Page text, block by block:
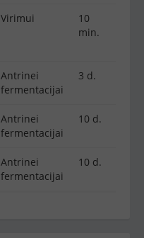
Virimui
10
min.
Antrinei
fermentacijai
3 d.
Antrinei
fermentacijai
10 d.
Antrinei
fermentacijai
10 d.